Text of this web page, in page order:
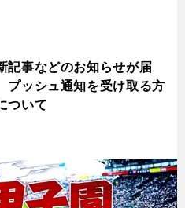
記事などのお知らせが届
ッシュ通知を受け取る方
ついて